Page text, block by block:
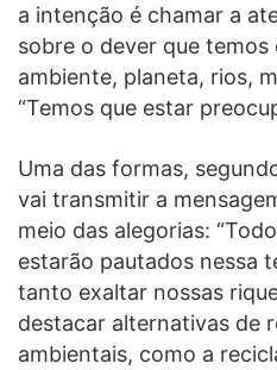
a intenção é chamar a
sobre o dever que temos
ambiente, planeta, rios,
“Temos que estar
Uma das formas,
vai transmitir a
meio das alegorias:
estarão pautados nessa
tanto exaltar nossas
destacar alternativas de
ambientais, como a